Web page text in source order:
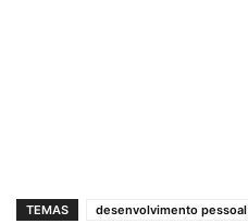
TEMAS desenvolvimento pessoal